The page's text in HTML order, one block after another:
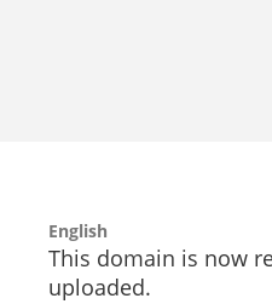
English
This domain is now
uploaded.